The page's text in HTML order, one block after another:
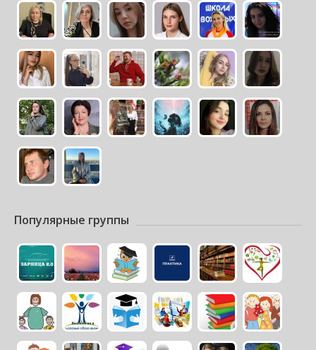
Популярные группы